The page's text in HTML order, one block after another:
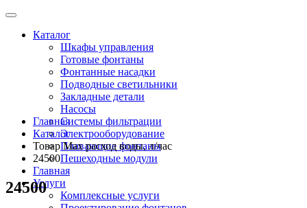
Каталог
Шкафы управления
Готовые фонтаны
Фонтанные насадки
Подводные светильники
Закладные детали
Насосы
Системы фильтрации
Электрооборудование
Плавающие фонтаны
Пешеходные модули
Главная
Услуги
Комплексные услуги
Главная
Каталог
Товар Max расход воды, л/час
24500
24500